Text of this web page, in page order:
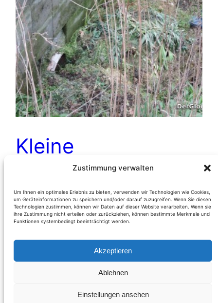
Zustimmung verwalten
Um Ihnen ein optimales Erlebnis zu bieten, verwenden wir Technologien wie Cookies,
um Geräteinformationen zu speichern und/oder darauf zuzugreifen. Wenn Sie diesen
Technologien zustimmen, können wir Daten auf dieser Website verarbeiten. Wenn sie
ihre Zustimmung nicht erteilen oder zurückziehen, können bestimmte Merkmale und
Funktionen systembedingt beeinträchtigt werden.
Akzeptieren
Ablehnen
Einstellungen ansehen
Kleine
Umweltsünden
beim
internationalen
Radweg in
Wolfsthal